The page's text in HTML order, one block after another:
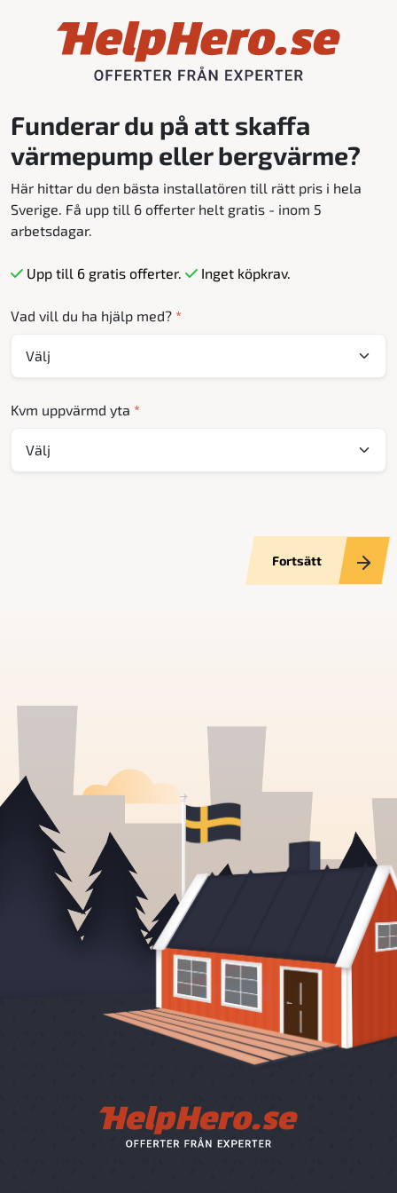
Funderar du på att skaffa
värmepump eller bergvärme?
Här hittar du den bästa installatören till rätt pris i hela
Sverige. Få upp till 6 offerter helt gratis - inom 5
arbetsdagar.
Upp till 6 gratis offerter. Inget köpkrav.
Vad vill du ha hjälp med? *
Kvm uppvärmd yta *
Fortsätt